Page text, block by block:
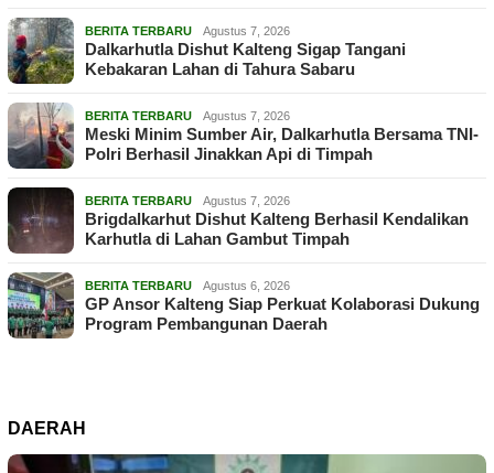
BERITA TERBARU Agustus 7, 2026
Dalkarhutla Dishut Kalteng Sigap Tangani
Kebakaran Lahan di Tahura Sabaru
BERITA TERBARU Agustus 7, 2026
Meski Minim Sumber Air, Dalkarhutla Bersama TNI-
Polri Berhasil Jinakkan Api di Timpah
BERITA TERBARU Agustus 7, 2026
Brigdalkarhut Dishut Kalteng Berhasil Kendalikan
Karhutla di Lahan Gambut Timpah
BERITA TERBARU Agustus 6, 2026
GP Ansor Kalteng Siap Perkuat Kolaborasi Dukung
Program Pembangunan Daerah
DAERAH